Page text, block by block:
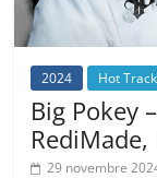
2024 Hot Track
Big Pokey
29 novembre